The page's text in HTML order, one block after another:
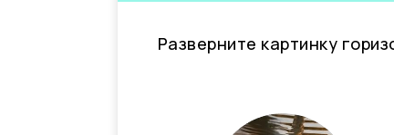
Разверните картинку